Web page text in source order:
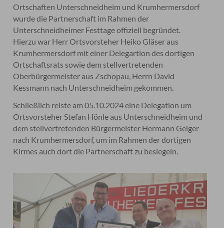
Ortschaften Unterschneidheim und Krumhermersdorf
wurde die Partnerschaft im Rahmen der
Unterschneidheimer Festtage offiziell begründet.
Hierzu war Herr Ortsvorsteher Heiko Gläser aus
Krumhermersdorf mit einer Delegartion des dortigen
Ortschaftsrats sowie dem stellvertretenden
Oberbürgermeister aus Zschopau, Herrn David
Kessmann nach Unterschneidheim gekommen.
Schließlich reiste am 05.10.2024 eine Delegation um
Ortsvorsteher Stefan Hönle aus Unterschneidheim und
dem stellvertretenden Bürgermeister Hermann Geiger
nach Krumhermersdorf, um im Rahmen der dortigen
Kirmes auch dort die Partnerschaft zu besiegeln.